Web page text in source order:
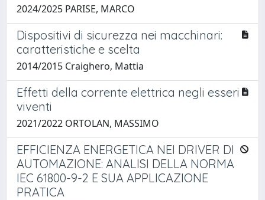
2024/2025 PARISE, MARCO
Dispositivi di sicurezza nei macchinari:
caratteristiche e scelta
2014/2015 Craighero, Mattia
Effetti della corrente elettrica negli esseri
viventi
2021/2022 ORTOLAN, MASSIMO
EFFICIENZA ENERGETICA NEI DRIVER DI
AUTOMAZIONE: ANALISI DELLA NORMA
IEC 61800-9-2 E SUA APPLICAZIONE
PRATICA